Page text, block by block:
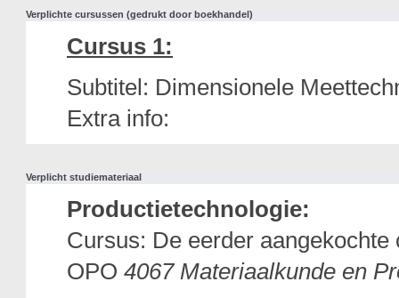
Verplichte cursussen (gedrukt door boekhandel)
Cursus 1:
Subtitel: Dimensionele
Extra info:
Verplicht studiemateriaal
Productietechnologie:
Cursus: De eerder
OPO 4067 Materiaalkunde en